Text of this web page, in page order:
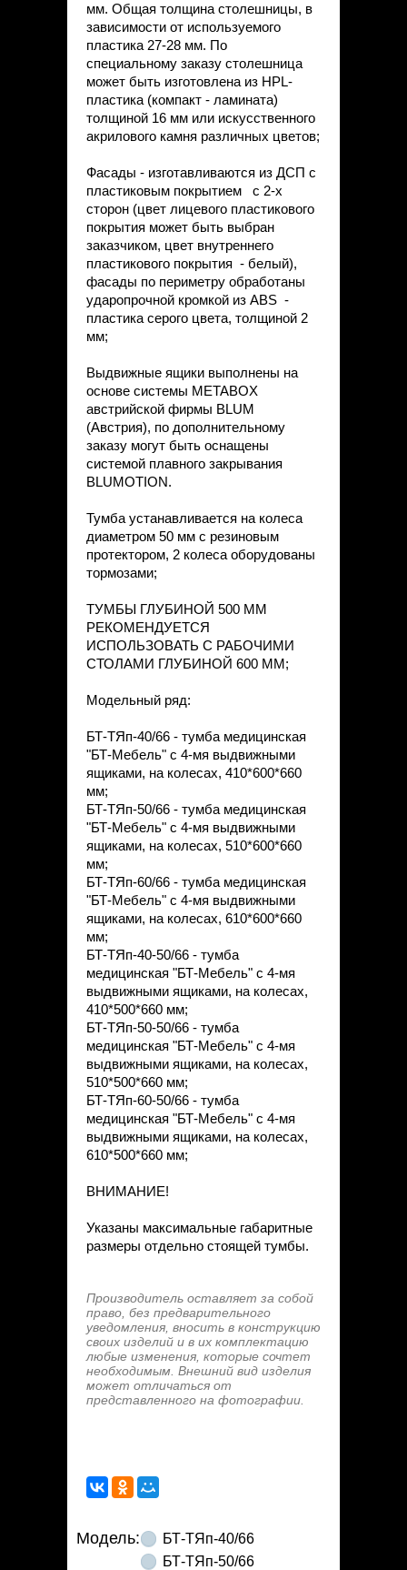
мм. Общая толщина столешницы, в
зависимости от используемого
пластика 27-28 мм. По
специальному заказу столешница
может быть изготовлена из HPL-
пластика (компакт - ламината)
толщиной 16 мм или искусственного
акрилового камня различных цветов;
Фасады - изготавливаются из ДСП с
пластиковым покрытием с 2-х
сторон (цвет лицевого пластикового
покрытия может быть выбран
заказчиком, цвет внутреннего
пластикового покрытия - белый),
фасады по периметру обработаны
ударопрочной кромкой из ABS -
пластика серого цвета, толщиной 2
мм;
Выдвижные ящики выполнены на
основе системы METABOX
австрийской фирмы BLUM
(Австрия), по дополнительному
заказу могут быть оснащены
системой плавного закрывания
BLUMOTION.
Тумба устанавливается на колеса
диаметром 50 мм с резиновым
протектором, 2 колеса оборудованы
тормозами;
ТУМБЫ ГЛУБИНОЙ 500 ММ
РЕКОМЕНДУЕТСЯ
ИСПОЛЬЗОВАТЬ С РАБОЧИМИ
СТОЛАМИ ГЛУБИНОЙ 600 ММ;
Модельный ряд:
БТ-ТЯп-40/66 - тумба медицинская
"БТ-Мебель" с 4-мя выдвижными
ящиками, на колесах, 410*600*660
мм;
БТ-ТЯп-50/66 - тумба медицинская
"БТ-Мебель" с 4-мя выдвижными
ящиками, на колесах, 510*600*660
мм;
БТ-ТЯп-60/66 - тумба медицинская
"БТ-Мебель" с 4-мя выдвижными
ящиками, на колесах, 610*600*660
мм;
БТ-ТЯп-40-50/66 - тумба
медицинская "БТ-Мебель" с 4-мя
выдвижными ящиками, на колесах,
410*500*660 мм;
БТ-ТЯп-50-50/66 - тумба
медицинская "БТ-Мебель" с 4-мя
выдвижными ящиками, на колесах,
510*500*660 мм;
БТ-ТЯп-60-50/66 - тумба
медицинская "БТ-Мебель" с 4-мя
выдвижными ящиками, на колесах,
610*500*660 мм;
ВНИМАНИЕ!
Указаны максимальные габаритные
размеры отдельно стоящей тумбы.
Производитель оставляет за собой
право, без предварительного
уведомления, вносить в конструкцию
своих изделий и в их комплектацию
любые изменения, которые сочтет
необходимым. Внешний вид изделия
может отличаться от
представленного на фотографии.
Модель:
БТ-ТЯп-40/66
БТ-ТЯп-50/66